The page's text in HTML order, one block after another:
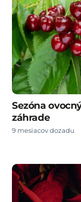
Sezóna
záhrade
9 mesiacov dozadu